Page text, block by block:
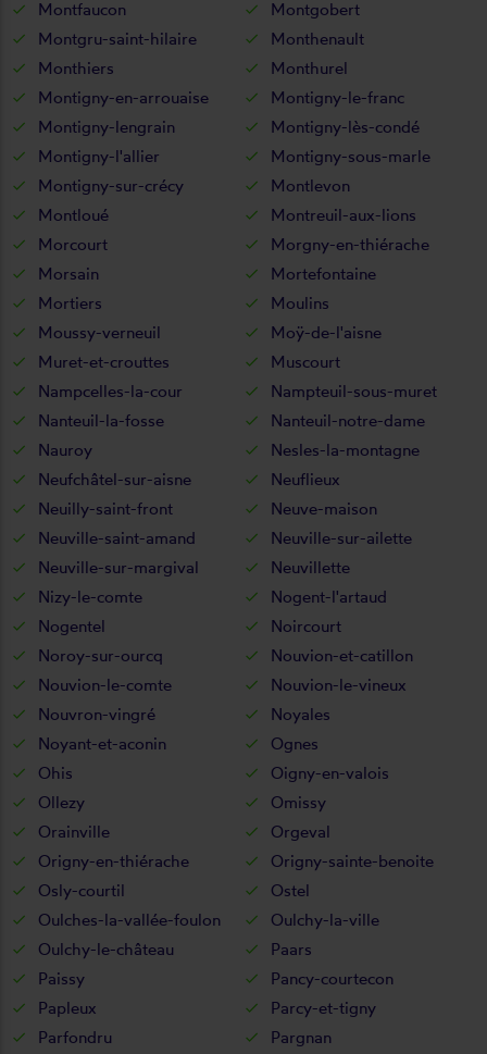
Montfaucon
Montgobert
Montgru-saint-hilaire
Monthenault
Monthiers
Monthurel
Montigny-en-arrouaise
Montigny-le-franc
Montigny-lengrain
Montigny-lès-condé
Montigny-l'allier
Montigny-sous-marle
Montigny-sur-crécy
Montlevon
Montloué
Montreuil-aux-lions
Morcourt
Morgny-en-thiérache
Morsain
Mortefontaine
Mortiers
Moulins
Moussy-verneuil
Moÿ-de-l'aisne
Muret-et-crouttes
Muscourt
Nampcelles-la-cour
Nampteuil-sous-muret
Nanteuil-la-fosse
Nanteuil-notre-dame
Nauroy
Nesles-la-montagne
Neufchâtel-sur-aisne
Neuflieux
Neuilly-saint-front
Neuve-maison
Neuville-saint-amand
Neuville-sur-ailette
Neuville-sur-margival
Neuvillette
Nizy-le-comte
Nogent-l'artaud
Nogentel
Noircourt
Noroy-sur-ourcq
Nouvion-et-catillon
Nouvion-le-comte
Nouvion-le-vineux
Nouvron-vingré
Noyales
Noyant-et-aconin
Ognes
Ohis
Oigny-en-valois
Ollezy
Omissy
Orainville
Orgeval
Origny-en-thiérache
Origny-sainte-benoite
Osly-courtil
Ostel
Oulches-la-vallée-foulon
Oulchy-la-ville
Oulchy-le-château
Paars
Paissy
Pancy-courtecon
Papleux
Parcy-et-tigny
Parfondru
Pargnan